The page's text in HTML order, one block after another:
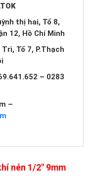
thị hai, Tổ 8,
12, Hồ Chí Minh
Tổ 7, P.Thạch
– 0283
–
nén 1/2″ 9mm